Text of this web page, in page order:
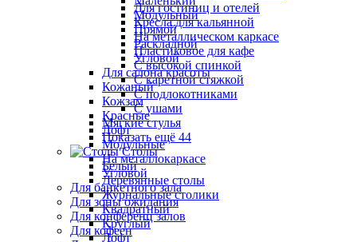
Для гостиниц и отелей
Кресла для кальянной
На металлическом каркасе
Пластиковое для кафе
С высокой спинкой
С каретной стяжкой
С подлокотниками
С ушами
Мягкие стулья
Показать ещё 44
Столы
Белый
Деревянные столы
Журнальные столики
Квадратный
Круглый
Лофт
Модульный
Прямой
Раскладной
Угловой
Для салона красоты
Кожаный
Кожзам
Красные
Лофт
Модульные
На металлокаркасе
Угловой
Для банкетного зала
Для зоны ожидания
Для конференц залов
Для кофеен